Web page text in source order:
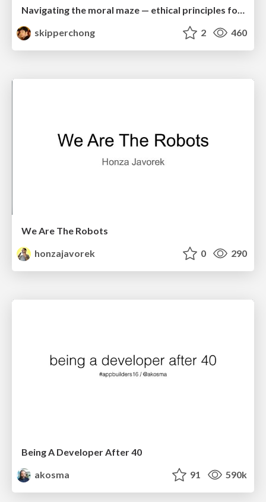
Navigating the moral maze — ethical principles for Al-driven product design
skipperchong
2 460
We Are The Robots
honzajavorek
0 290
Being A Developer After 40
akosma
91 590k